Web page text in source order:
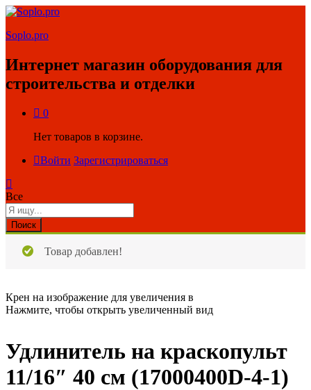
Soplo.pro
Интернет магазин оборудования для
строительства и отделки
0
Нет товаров в корзине.
Войти Зарегистрироваться
Все
Поиск
Товар добавлен!
Крен на изображение для увеличения в
Нажмите, чтобы открыть увеличенный вид
Удлинитель на краскопульт
11/16″ 40 см (17000400D-4-1)